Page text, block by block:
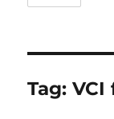
Tag:VCI